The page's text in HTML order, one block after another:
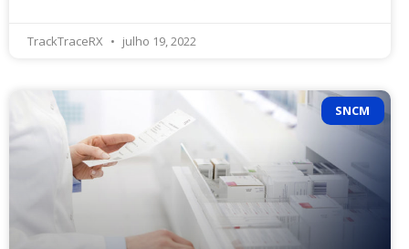
TrackTraceRX julho 19, 2022
SNCM